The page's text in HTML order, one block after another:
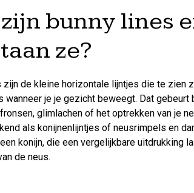
bunny lines
ze?
zijn de kleine horizontale lijntjes die te zien
wanneer je je gezicht beweegt. Dat
glimlachen of het optrekken van je
als konijnenlijntjes of neusrimpels en
konijn, die een vergelijkbare uitdrukking
de neus.